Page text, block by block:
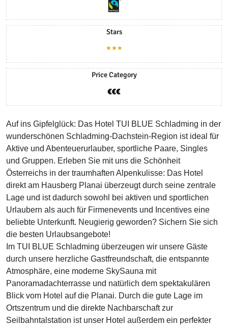
Stars
★★★
Price Category
Auf ins Gipfelglück: Das Hotel TUI BLUE Schladming in der
wunderschönen Schladming-Dachstein-Region ist ideal für
Aktive und Abenteuerurlauber, sportliche Paare, Singles
und Gruppen. Erleben Sie mit uns die Schönheit
Österreichs in der traumhaften Alpenkulisse: Das Hotel
direkt am Hausberg Planai überzeugt durch seine zentrale
Lage und ist dadurch sowohl bei aktiven und sportlichen
Urlaubern als auch für Firmenevents und Incentives eine
beliebte Unterkunft. Neugierig geworden? Sichern Sie sich
die besten Urlaubsangebote!
Im TUI BLUE Schladming überzeugen wir unsere Gäste
durch unsere herzliche Gastfreundschaft, die entspannte
Atmosphäre, eine moderne SkySauna mit
Panoramadachterrasse und natürlich dem spektakulären
Blick vom Hotel auf die Planai. Durch die gute Lage im
Ortszentrum und die direkte Nachbarschaft zur
Seilbahntalstation ist unser Hotel außerdem ein perfekter